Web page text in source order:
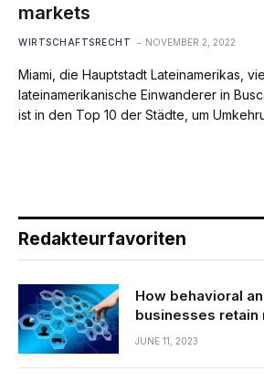
markets
WIRTSCHAFTSRECHT NOVEMBER 2, 2022
Miami, die Hauptstadt Lateinamerikas,
lateinamerikanische Einwanderer in
ist in den Top 10 der Städte, um
Redakteurfavoriten
How behavioral
businesses retain
JUNE 11, 2023